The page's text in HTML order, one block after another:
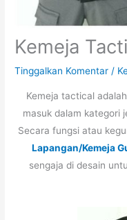
Kemeja
Tinggalkan Komentar /
Kemeja tactical
masuk dalam kategori
Secara fungsi atau
Lapangan/Kemeja
sengaja di desain